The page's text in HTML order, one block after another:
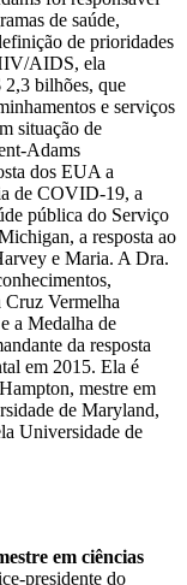
de saúde,
de prioridades
AIDS, ela
bilhões, que
e serviços
situação de
Adams
dos EUA a
de COVID-19, a
pública do Serviço
a resposta ao
e Maria. A Dra.
Vermelha
a Medalha de
da resposta
em 2015. Ela é
mestre em
de Maryland,
Universidade de
em ciências
presidente do